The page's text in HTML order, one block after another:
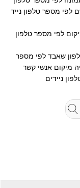
לפי מספר טלפון נייד
לפי מספר טלפון
שאבד לפי מספר
מיקום אנשי קשר
ניידים